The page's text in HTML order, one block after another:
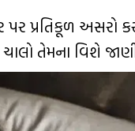
અસરો કરી
તેમના વિશે